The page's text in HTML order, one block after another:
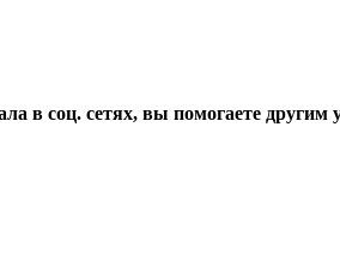
в соц. сетях, вы помогаете другим